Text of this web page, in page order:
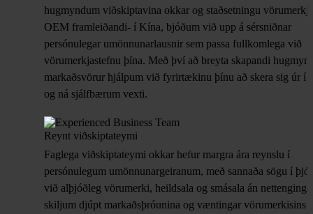
hugmyndum viðskiptavina okkar og staðsetningu
OEM framleiðandi- í Kína, bjóðum við upp á sérsniðnar
persónulegar umönnunarlausnir sem passa fullkomlega við
vörumerkjastefnu þína. Með því að breyta skapandi
markaðsvörur hjálpum við fyrirtækinu þínu að skera sig úr í
og ná sjálfbærum vexti.
Reynt viðskiptateymi
Faglega viðskiptateymi okkar hefur margra ára reynslu í
persónulegum umönnunargeiranum, með sannaða sögu í
við alþjóðleg vörumerki, heildsala og smásala án
skiljum djúpt markaðsþróunina og væntingar vörumerkisins